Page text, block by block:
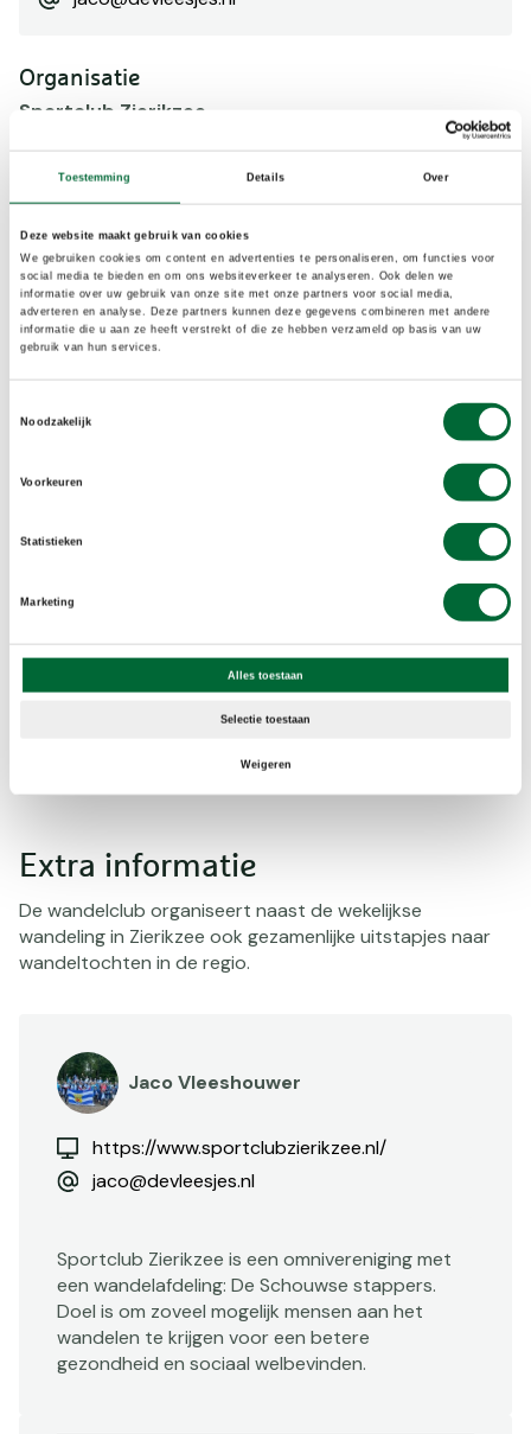
Toestemming Details Over
Deze website maakt gebruik van cookies
We gebruiken cookies om content en advertenties te personaliseren, om functies voor
social media te bieden en om ons websiteverkeer te analyseren. Ook delen we
informatie over uw gebruik van onze site met onze partners voor social media,
adverteren en analyse. Deze partners kunnen deze gegevens combineren met andere
informatie die u aan ze heeft verstrekt of die ze hebben verzameld op basis van uw
gebruik van hun services.
Noodzakelijk
Voorkeuren
Statistieken
Marketing
Alles toestaan
Selectie toestaan
Weigeren
Organisatie
Sportclub Zierikzee
https://www.sportclubzierikzee.nl/algemeen/wandelen/wekelijkse-wandelingen/
wandelinfo@sportclubzierikzee.nl
31638770043
Type training
Gezondheid
Beginner
Toiletten, Kleedkamer, Watertappunt, Parkeerplaats,
Extra informatie
De wandelclub organiseert naast de wekelijkse
wandeling in Zierikzee ook gezamenlijke uitstapjes naar
wandeltochten in de regio.
Jaco Vleeshouwer
https://www.sportclubzierikzee.nl/
jaco@devleesjes.nl
Sportclub Zierikzee is een omnivereniging met
een wandelafdeling: De Schouwse stappers.
Doel is om zoveel mogelijk mensen aan het
wandelen te krijgen voor een betere
gezondheid en sociaal welbevinden.